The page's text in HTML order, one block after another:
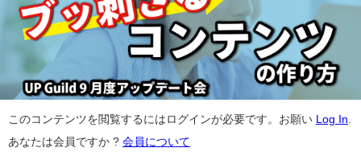
このコンテンツを閲覧するにはログインが必要です。お願い Log In
あなたは会員ですか ? 会員について